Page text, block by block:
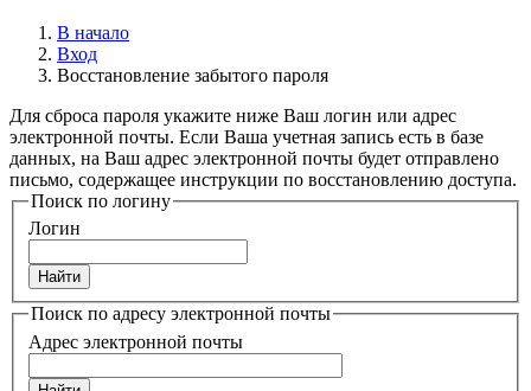
В начало
Вход
Восстановление забытого пароля
Для сброса пароля укажите ниже Ваш логин или адрес
электронной почты. Если Ваша учетная запись есть в базе
данных, на Ваш адрес электронной почты будет отправлено
письмо, содержащее инструкции по восстановлению доступа.
Поиск по логину
Логин
Поиск по адресу электронной почты
Адрес электронной почты